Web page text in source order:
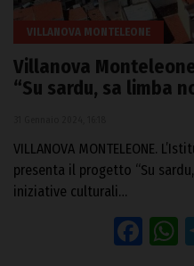
VILLANOVA MONTELEONE
Villanova
“Su sardu, sa limba
VILLANOVA MONTELEONE.
presenta il progetto “Su
iniziative culturali…